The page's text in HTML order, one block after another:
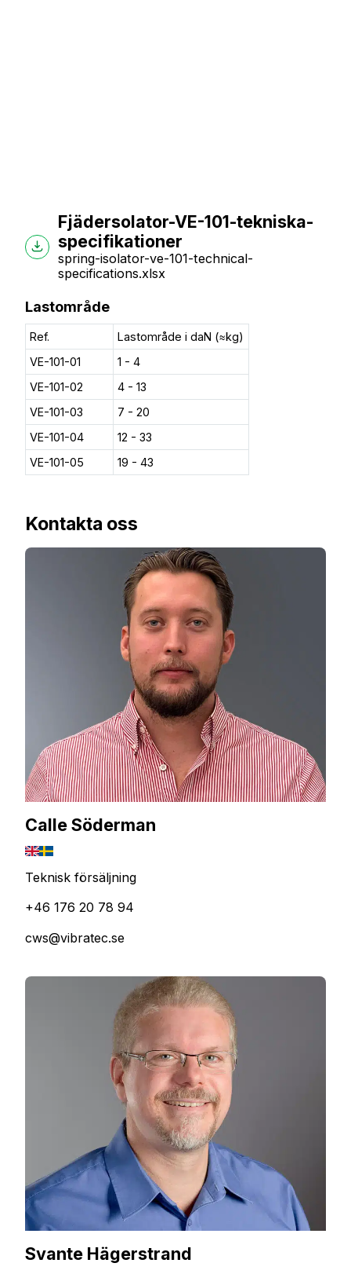
Fjädersolator-VE-101-tekniska-
specifikationer
spring-isolator-ve-101-technical-
specifications.xlsx
Lastområde
Ref.
Lastområde i daN (≈kg)
VE-101-01
1 - 4
VE-101-02
4 - 13
VE-101-03
7 - 20
VE-101-04
12 - 33
VE-101-05
19 - 43
Kontakta oss
Calle Söderman
Teknisk försäljning
+46 176 20 78 94
cws@vibratec.se
Svante Hägerstrand